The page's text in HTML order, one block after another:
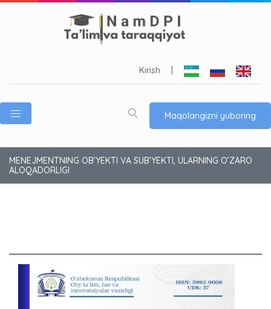
Kirish
Maqolangizni yuboring
MENEJMENTNING OB’YEKTI VA SUB’YEKTI, ULARNING O’ZARO
ALOQADORLIGI